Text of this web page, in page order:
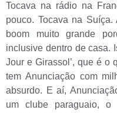
Tocava na rádio na
pouco. Tocava na
boom muito grande
inclusive dentro de casa.
Jour e Girassol’, que é o
tem Anunciação com
absurdo. E aí,
um clube paraguaio,